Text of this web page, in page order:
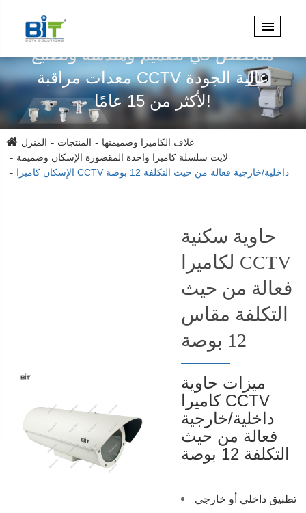
متخصص في تصميم وهندسة وتصنيع
معدات مراقبة CCTV عالية الجودة
لأكثر من 15 عامًا!
المنزل المنتجات
غلاف الكاميرا وضميمتها
لايت سلسلة كاميرا واحدة المقصورة الإسكان وضميمة
الإسكان كاميرا CCTV داخلية/خارجية فعالة من حيث التكلفة 12 بوصة
حاوية سكنية
لكاميرا CCTV
فعالة من حيث
التكلفة مقاس
12 بوصة
ميزات حاوية
كاميرا CCTV
داخلية/خارجية
فعالة من حيث
التكلفة 12 بوصة
تطبيق داخلي أو خارجي